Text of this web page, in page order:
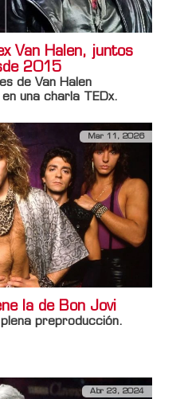
Van Halen, juntos
2015
de Van Halen
una charla TEDx.
Mar 11, 2026
la de Bon Jovi
preproducción.
Abr 23, 2024